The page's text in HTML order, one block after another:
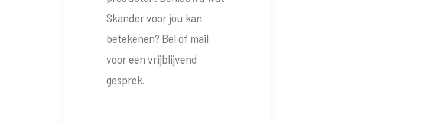
Skander voor jou kan
betekenen? Bel of mail
voor een vrijblijvend
gesprek.